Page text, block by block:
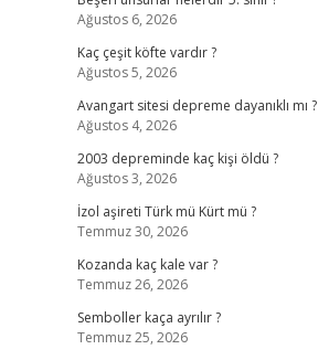
Ağustos 6, 2026
Kaç çeşit köfte vardır ?
Ağustos 5, 2026
Avangart sitesi depreme dayanıklı mı ?
Ağustos 4, 2026
2003 depreminde kaç kişi öldü ?
Ağustos 3, 2026
İzol aşireti Türk mü Kürt mü ?
Temmuz 30, 2026
Kozanda kaç kale var ?
Temmuz 26, 2026
Semboller kaça ayrılır ?
Temmuz 25, 2026